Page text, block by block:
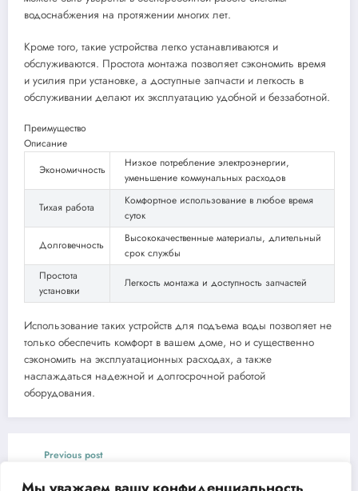
водоснабжения на протяжении многих лет.
Кроме того, такие устройства легко устанавливаются и
обслуживаются. Простота монтажа позволяет сэкономить время
и усилия при установке, а доступные запчасти и легкость в
обслуживании делают их эксплуатацию удобной и беззаботной.
Преимущество
Описание
Экономичность
Низкое потребление электроэнергии,
уменьшение коммунальных расходов
Тихая работа
Комфортное использование в любое время
суток
Долговечность
Высококачественные материалы, длительный
срок службы
Простота
установки
Легкость монтажа и доступность запчастей
Использование таких устройств для подъема воды позволяет не
только обеспечить комфорт в вашем доме, но и существенно
сэкономить на эксплуатационных расходах, а также
наслаждаться надежной и долгосрочной работой
оборудования.
Previous post